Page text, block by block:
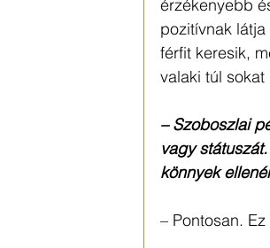
érzékenyebb
pozitívnak
férfit keresik,
valaki túl
– Szoboszlai
vagy
könnyek
– Pontosan.